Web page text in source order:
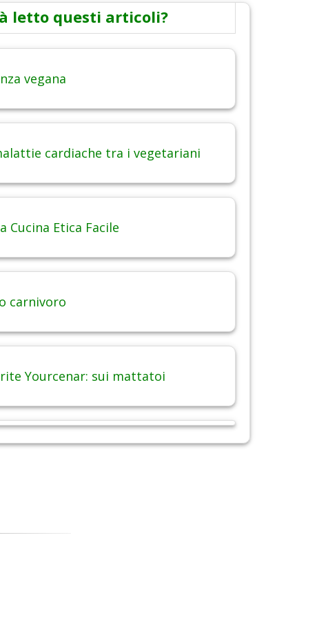
letto questi articoli?
vegana
cardiache tra i vegetariani
Cucina Etica Facile
carnivoro
Yourcenar: sui mattatoi